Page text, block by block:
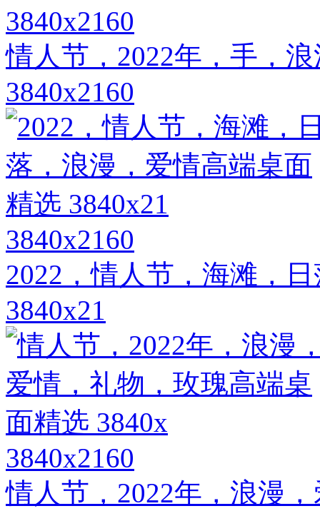
3840x2160
情人节，2022年，手，
3840x2160
3840x2160
2022，情人节，海滩，
3840x21
3840x2160
情人节，2022年，浪漫